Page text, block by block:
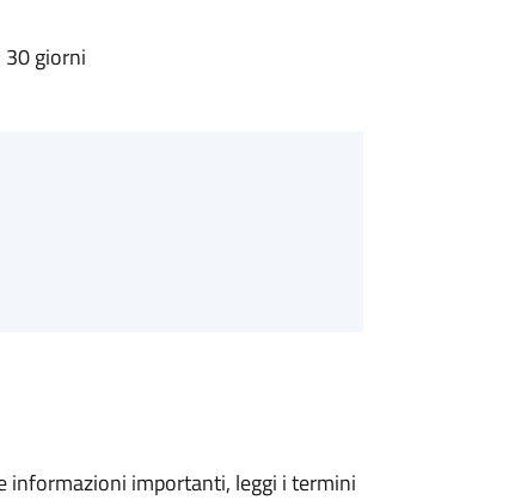
giorni
informazioni importanti, leggi i termini